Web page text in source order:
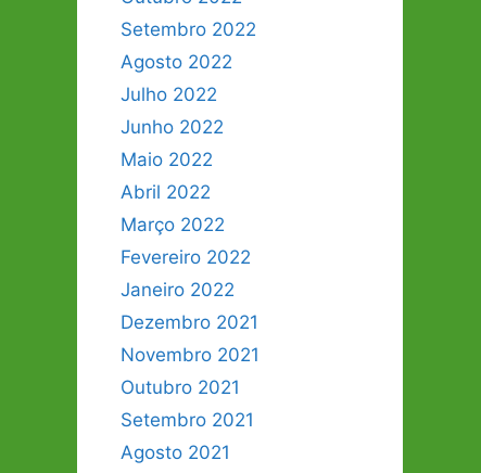
Setembro 2022
Agosto 2022
Julho 2022
Junho 2022
Maio 2022
Abril 2022
Março 2022
Fevereiro 2022
Janeiro 2022
Dezembro 2021
Novembro 2021
Outubro 2021
Setembro 2021
Agosto 2021